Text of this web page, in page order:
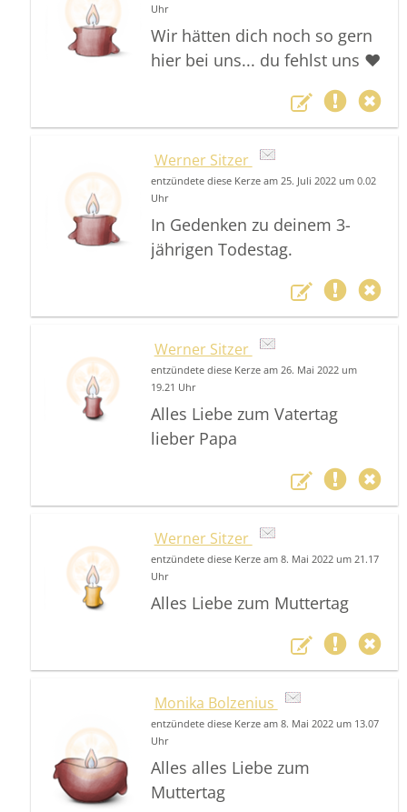
Uhr
Wir hätten dich noch so gern
hier bei uns... du fehlst uns ❤️
Werner Sitzer
entzündete diese Kerze am 25. Juli 2022 um 0.02
Uhr
In Gedenken zu deinem 3-
jährigen Todestag.
Werner Sitzer
entzündete diese Kerze am 26. Mai 2022 um
19.21 Uhr
Alles Liebe zum Vatertag
lieber Papa
Werner Sitzer
entzündete diese Kerze am 8. Mai 2022 um 21.17
Uhr
Alles Liebe zum Muttertag
Monika Bolzenius
entzündete diese Kerze am 8. Mai 2022 um 13.07
Uhr
Alles alles Liebe zum
Muttertag